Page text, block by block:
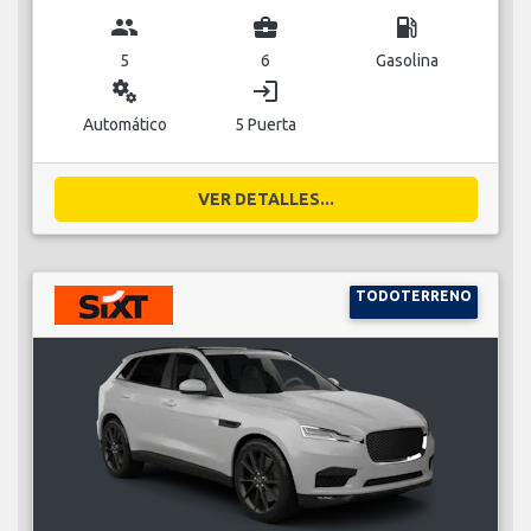
group
5
business_center
6
local_gas_station
Gasolina
miscellaneous_services
Automático
login
5 Puerta
VER DETALLES...
TODOTERRENO